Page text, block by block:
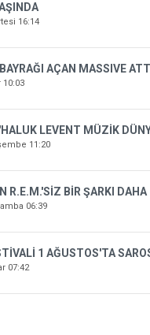
16:14
AÇAN MASSIVE
10:03
LEVENT MÜZİK
11:20
R.E.M.'SİZ BİR ŞARKI DAHA
06:39
1 AĞUSTOS'TA
07:42